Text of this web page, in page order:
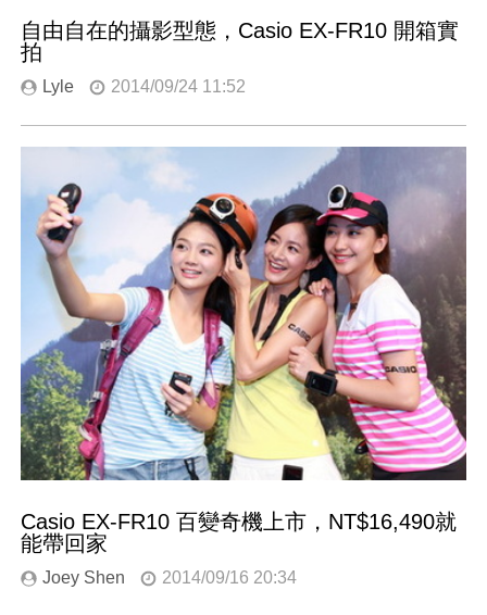
自由自在的攝影型態，Casio EX-FR10 開箱實
拍
Lyle 2014/09/24 11:52
Casio EX-FR10 百變奇機上市，NT$16,490就
能帶回家
Joey Shen 2014/09/16 20:34